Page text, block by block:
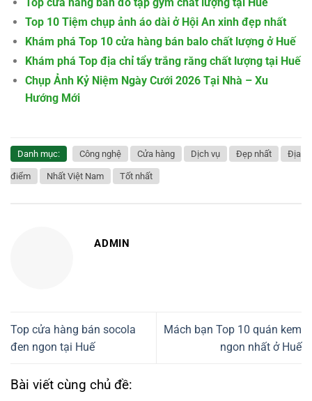
Top 10 Tiệm chụp ảnh áo dài ở Hội An xinh đẹp nhất
Khám phá Top 10 cửa hàng bán balo chất lượng ở Huế
Khám phá Top địa chỉ tẩy trắng răng chất lượng tại Huế
Chụp Ảnh Kỷ Niệm Ngày Cưới 2026 Tại Nhà – Xu
Hướng Mới
Danh mục: Công nghệ Cửa hàng Dịch vụ Đẹp nhất Địa
điểm Nhất Việt Nam Tốt nhất
ADMIN
Top cửa hàng bán socola
đen ngon tại Huế
Mách bạn Top 10 quán kem
ngon nhất ở Huế
Bài viết cùng chủ đề: